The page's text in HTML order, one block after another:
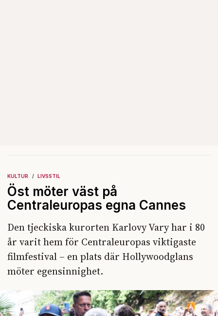
KULTUR LIVSSTIL
Öst möter väst på
Centraleuropas egna Cannes
Den tjeckiska kurorten Karlovy Vary har i 80
år varit hem för Centraleuropas viktigaste
filmfestival – en plats där Hollywoodglans
möter egensinnighet.